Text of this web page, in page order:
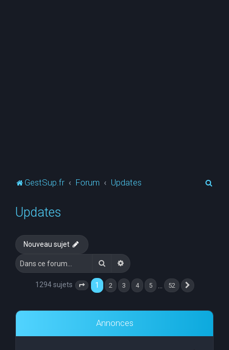
GestSup.fr Forum Updates
Updates
Nouveau sujet
RechercherRecherche avancée
1294 sujets Page 1 sur52
1 2 3 4 5 52
Annonces